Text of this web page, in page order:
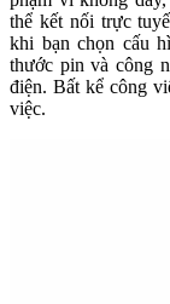
thể kết nối trực
khi bạn chọn cấu
thước pin và công
điện. Bất kể công
việc.